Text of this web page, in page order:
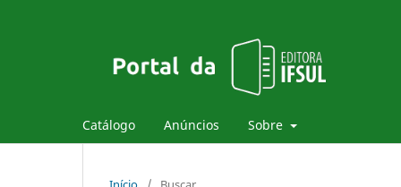
Catálogo Anúncios Sobre